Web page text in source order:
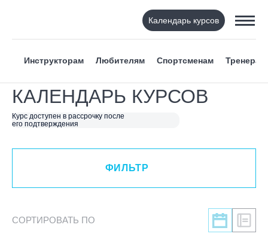
Календарь курсов
Инструкторам Любителям Спортсменам Тренерам
КАЛЕНДАРЬ КУРСОВ
Курс доступен в рассрочку после
его подтверждения
ФИЛЬТР
ВИД СПОРТА
Я ХОЧУ
КАТЕГОРИЯ
ЛЕКТОР
ФИЛЬТР
СОРТИРОВАТЬ ПО